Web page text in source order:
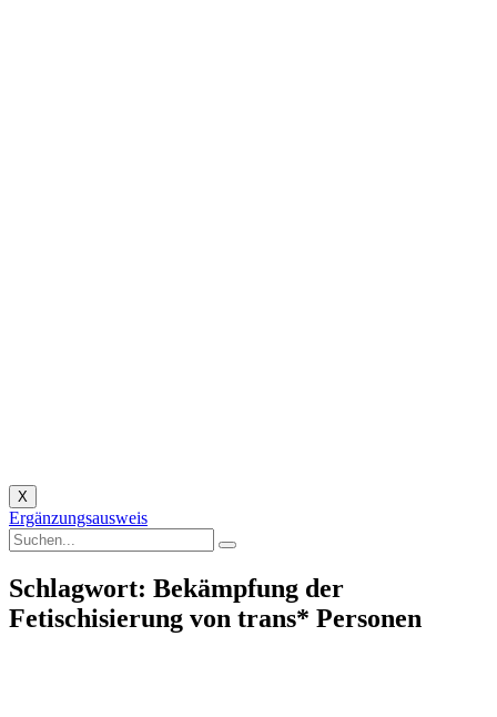
X
Ergänzungsausweis
Schlagwort: Bekämpfung der
Fetischisierung von trans* Personen